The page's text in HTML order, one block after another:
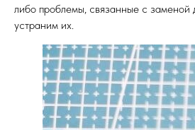
либо проблемы, связанные с заменой
устраним их.